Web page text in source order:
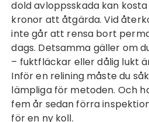
dold avloppsskada kan
kronor att åtgärda. Vid
inte går att rensa bort
dags. Detsamma gäller om
– fuktfläckar eller dålig lukt
Inför en relining måste du
lämpliga för metoden. Och
fem år sedan förra
för en ny koll.